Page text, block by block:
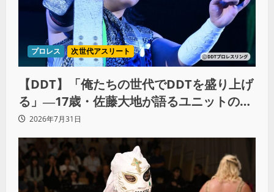
プロレス 次世代アスリート
【DDT】「俺たちの世代でDDTを盛り上げ
る」―17歳・佐藤大地が語るユニットの絆
とシングル王座への飽くなき野望
2026年7月31日